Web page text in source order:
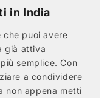
in India
che puoi avere
già attiva
semplice. Con
a condividere
non appena metti